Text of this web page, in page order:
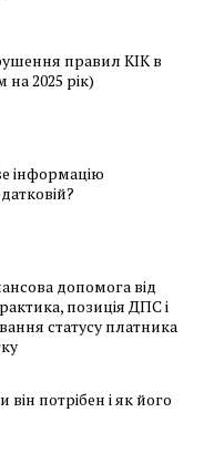
правил КІК в
на 2025 рік)
інформацію
допомога від
позиція ДПС і
статусу платника
потрібен і як його